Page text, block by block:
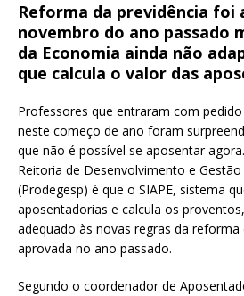
Reforma da previdência foi
novembro do ano passado
da Economia ainda não
que calcula o valor das
Professores que entraram com
neste começo de ano foram
que não é possível se aposentar
Reitoria de Desenvolvimento e
(Prodegesp) é que o SIAPE, sistema
aposentadorias e calcula os
adequado às novas regras da reforma
aprovada no ano passado.
Segundo o coordenador de